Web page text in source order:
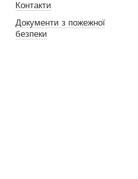
Контакти
Документи з пожежної
безпеки